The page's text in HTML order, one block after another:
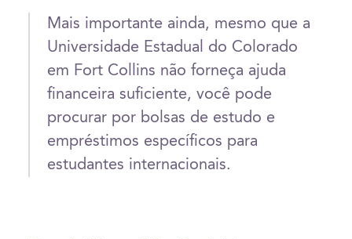
Mais importante ainda, mesmo que a
Universidade Estadual do Colorado
em Fort Collins não forneça ajuda
financeira suficiente, você pode
procurar por bolsas de estudo e
empréstimos específicos para
estudantes internacionais.